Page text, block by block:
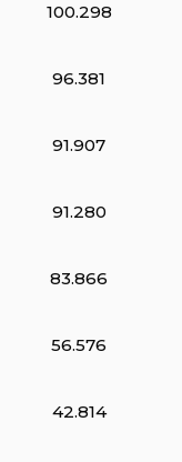
100.298
96.381
91.907
91.280
83.866
56.576
42.814